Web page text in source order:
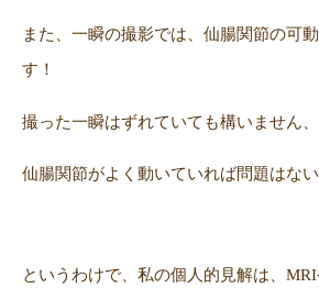
また、一瞬の撮影では、仙腸関節の可
す！
撮った一瞬はずれていても構いません
仙腸関節がよく動いていれば問題はない
というわけで、私の個人的見解は、